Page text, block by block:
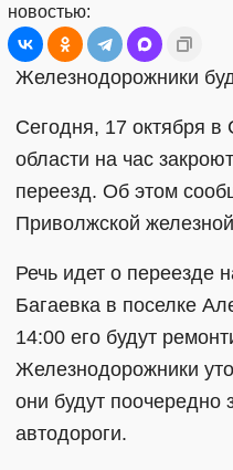
новостью:
Железнодорожники
Сегодня, 17 октября в
области на час
переезд. Об этом
Приволжской
Речь идет о переезде
Багаевка в поселке
14:00 его будут
Железнодорожники
они будут поочередно
автодороги.